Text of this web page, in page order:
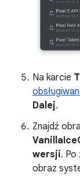
Na karcie
Dalej.
Znajdź
wersji. Po
obraz